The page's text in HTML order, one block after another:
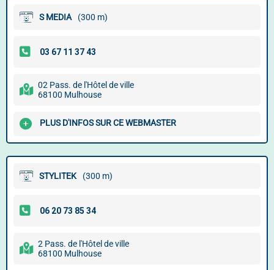
S MEDIA (300 m)
02 Pass. de l'Hôtel de ville
68100 Mulhouse
PLUS D'INFOS SUR CE WEBMASTER
STYLITEK (300 m)
2 Pass. de l'Hôtel de ville
68100 Mulhouse